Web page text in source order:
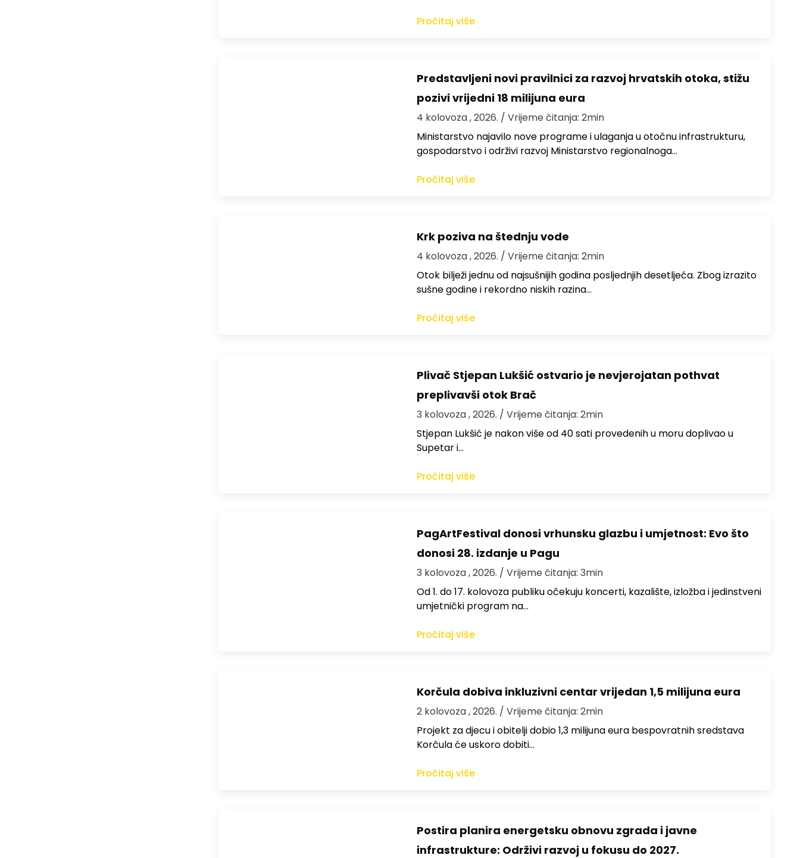
Pročitaj više
Predstavljeni novi pravilnici za razvoj hrvatskih otoka, stižu
pozivi vrijedni 18 milijuna eura
4 kolovoza , 2026. / Vrijeme čitanja: 2min
Ministarstvo najavilo nove programe i ulaganja u otočnu infrastrukturu,
gospodarstvo i održivi razvoj Ministarstvo regionalnoga…
Pročitaj više
Krk poziva na štednju vode
4 kolovoza , 2026. / Vrijeme čitanja: 2min
Otok bilježi jednu od najsušnijih godina posljednjih desetljeća. Zbog izrazito
sušne godine i rekordno niskih razina…
Pročitaj više
Plivač Stjepan Lukšić ostvario je nevjerojatan pothvat
preplivavši otok Brač
3 kolovoza , 2026. / Vrijeme čitanja: 2min
St​jepan Lukšić je nakon više od 40 sati provedenih u moru doplivao u
Supetar i…
Pročitaj više
PagArtFestival donosi vrhunsku glazbu i umjetnost: Evo što
donosi 28. izdanje u Pagu
3 kolovoza , 2026. / Vrijeme čitanja: 3min
Od 1. do 17. kolovoza publiku očekuju koncerti, kazalište, izložba i jedinstveni
umjetnički program na…
Pročitaj više
Korčula dobiva inkluzivni centar vrijedan 1,5 milijuna eura
2 kolovoza , 2026. / Vrijeme čitanja: 2min
Projekt za djecu i obitelji dobio 1,3 milijuna eura bespovratnih sredstava
Korčula će uskoro dobiti…
Pročitaj više
Postira planira energetsku obnovu zgrada i javne
infrastrukture: Održivi razvoj u fokusu do 2027.